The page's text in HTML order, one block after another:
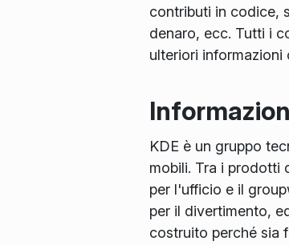
contributi in codice,
denaro, ecc. Tutti i
ulteriori informazioni
KDE è un gruppo
mobili. Tra i prodotti
per l'ufficio e il
per il divertimento,
costruito perché sia